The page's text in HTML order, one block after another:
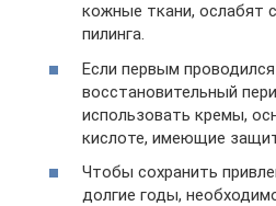
кожные ткани, ослабят
пилинга.
Если первым проводился
восстановительный
использовать кремы,
кислоте, имеющие
Чтобы сохранить
долгие годы,